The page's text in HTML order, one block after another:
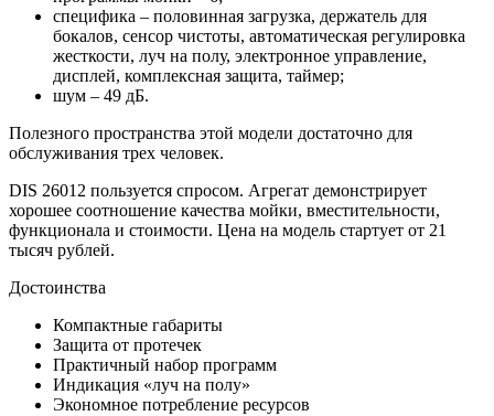
специфика – половинная загрузка, держатель для
бокалов, сенсор чистоты, автоматическая регулировка
жесткости, луч на полу, электронное управление,
дисплей, комплексная защита, таймер;
шум – 49 дБ.
Полезного пространства этой модели достаточно для
обслуживания трех человек.
DIS 26012 пользуется спросом. Агрегат демонстрирует
хорошее соотношение качества мойки, вместительности,
функционала и стоимости. Цена на модель стартует от 21
тысяч рублей.
Достоинства
Компактные габариты
Защита от протечек
Практичный набор программ
Индикация «луч на полу»
Экономное потребление ресурсов